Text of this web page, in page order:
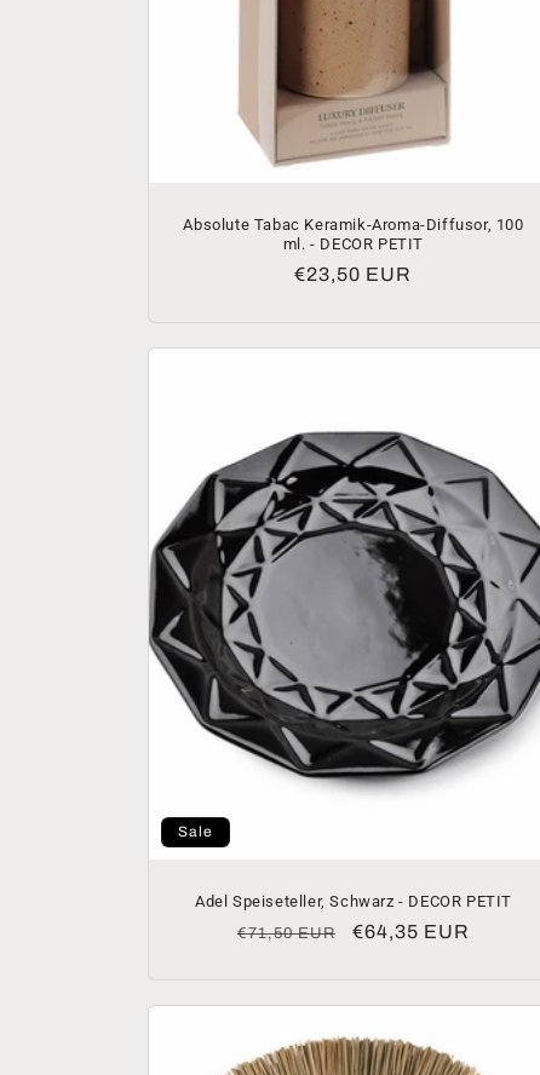
Absolute Tabac Keramik-Aroma-Diffusor, 100
ml. - DECOR PETIT
Normaler
€23,50 EUR
Sale
Adel Speiseteller, Schwarz - DECOR PETIT
Normaler
€71,50 EUR Verkaufspreis
€64,35 EUR